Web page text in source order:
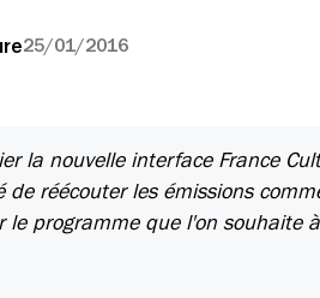
25/01/2016
la nouvelle interface France
réécouter les émissions
programme que l'on souhaite